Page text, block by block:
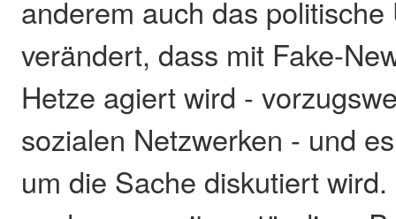
anderem auch das
verändert, dass mit Fake-
Hetze agiert wird -
sozialen Netzwerken - und
um die Sache diskutiert